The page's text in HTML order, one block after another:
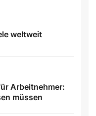
weltweit
Arbeitnehmer:
müssen